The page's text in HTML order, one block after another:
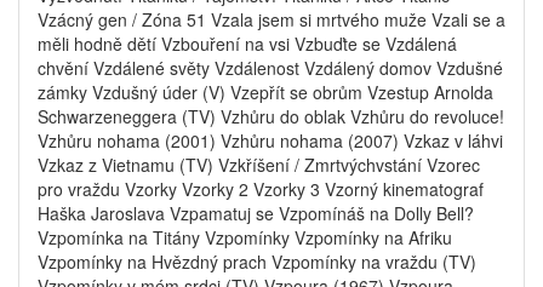
Vzácný gen / Zóna 51 Vzala jsem si mrtvého muže Vzali se a
měli hodně dětí Vzbouření na vsi Vzbuďte se Vzdálená
chvění Vzdálené světy Vzdálenost Vzdálený domov Vzdušné
zámky Vzdušný úder (V) Vzepřít se obrům Vzestup Arnolda
Schwarzeneggera (TV) Vzhůru do oblak Vzhůru do revoluce!
Vzhůru nohama (2001) Vzhůru nohama (2007) Vzkaz v láhvi
Vzkaz z Vietnamu (TV) Vzkříšení / Zmrtvýchvstání Vzorec
pro vraždu Vzorky Vzorky 2 Vzorky 3 Vzorný kinematograf
Haška Jaroslava Vzpamatuj se Vzpomínáš na Dolly Bell?
Vzpomínka na Titány Vzpomínky Vzpomínky na Afriku
Vzpomínky na Hvězdný prach Vzpomínky na vraždu (TV)